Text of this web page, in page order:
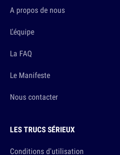
A propos de nous
L'équipe
La FAQ
Le Manifeste
Nous contacter
LES TRUCS SÉRIEUX
Conditions d'utilisation